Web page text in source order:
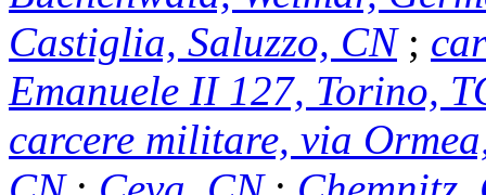
Castiglia, Saluzzo, CN;
Emanuele II 127, Torino,
carcere militare, via